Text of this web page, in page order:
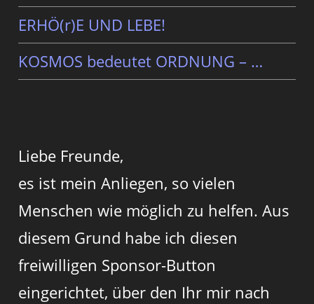
ERHÖ(r)E UND LEBE!
KOSMOS bedeutet ORDNUNG – …
Liebe Freunde,
es ist mein Anliegen, so vielen
Menschen wie möglich zu helfen. Aus
diesem Grund habe ich diesen
freiwilligen Sponsor-Button
eingerichtet, über den Ihr mir nach